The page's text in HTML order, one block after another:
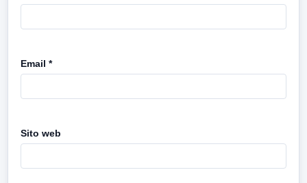
Email *
Sito web